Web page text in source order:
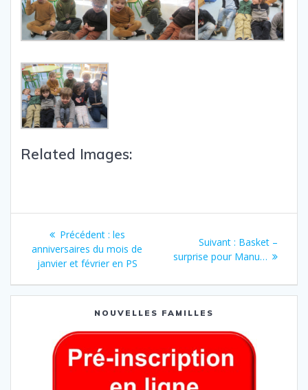
Related Images:
Précédent : les
anniversaires du mois de
janvier et février en PS
Suivant : Basket –
surprise pour Manu…
NOUVELLES FAMILLES